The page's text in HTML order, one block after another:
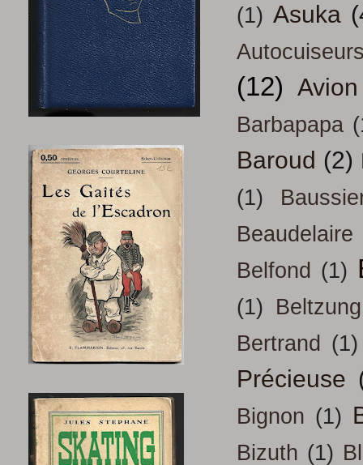
(1) Asuka
(12) Avion
Barbapapa
Baroud (2)
(1)
Beaudelaire
Belfond (1)
(1) Beltzung
Bertrand (1)
Précieuse
Bignon (1)
Bizuth (1)